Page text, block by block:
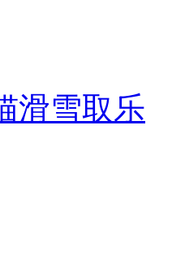
滑雪取乐